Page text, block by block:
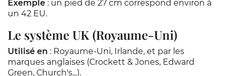
Exemple : un pied de 27 cm correspond environ à
un 42 EU.
Le système UK (Royaume-Uni)
Utilisé en : Royaume-Uni, Irlande, et par les
marques anglaises (Crockett & Jones, Edward
Green, Church's...).